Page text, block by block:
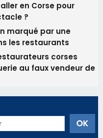
en Corse pour
?
marqué par une
les restaurants
corses
au faux vendeur de